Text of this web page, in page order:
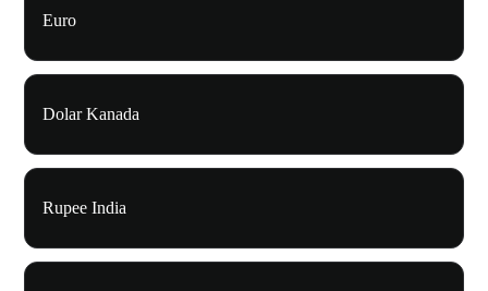
Euro
Dolar Kanada
Rupee India